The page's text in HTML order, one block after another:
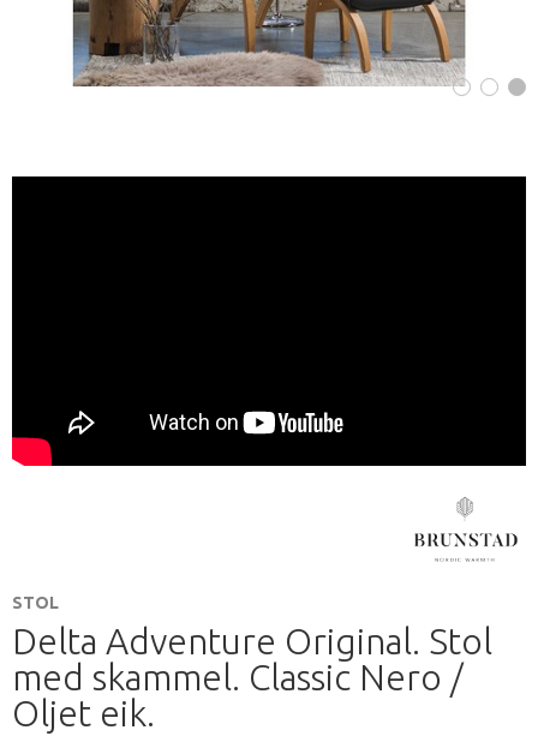
STOL
Delta Adventure Original. Stol
med skammel. Classic Nero /
Oljet eik.